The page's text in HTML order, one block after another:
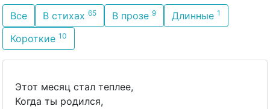
Все В стихах 65 В прозе 9 Длинные 1
Короткие 10
Этот месяц стал теплее,
Когда ты родился,